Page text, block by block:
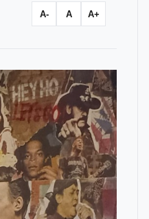
A- A A+